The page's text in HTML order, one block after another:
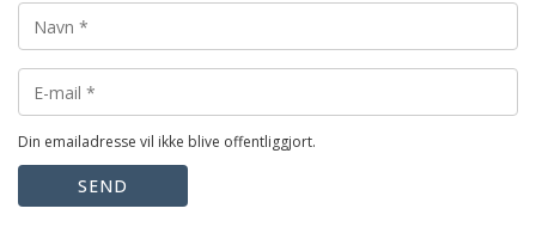
Din emailadresse vil ikke blive offentliggjort.
SEND